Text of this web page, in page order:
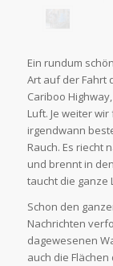
Ein rundum
Art auf der Fahrt
Cariboo
Luft. Je weiter
irgendwann
Rauch. Es riecht
und brennt in
taucht die ganze
Schon den
Nachrichten
dagewesenen
auch die